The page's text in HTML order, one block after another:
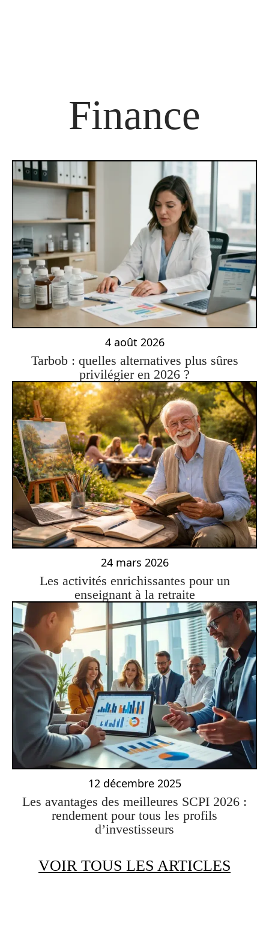
Finance
4 août 2026
Tarbob : quelles alternatives plus sûres
privilégier en 2026 ?
24 mars 2026
Les activités enrichissantes pour un
enseignant à la retraite
12 décembre 2025
Les avantages des meilleures SCPI 2026 :
rendement pour tous les profils
d’investisseurs
VOIR TOUS LES ARTICLES